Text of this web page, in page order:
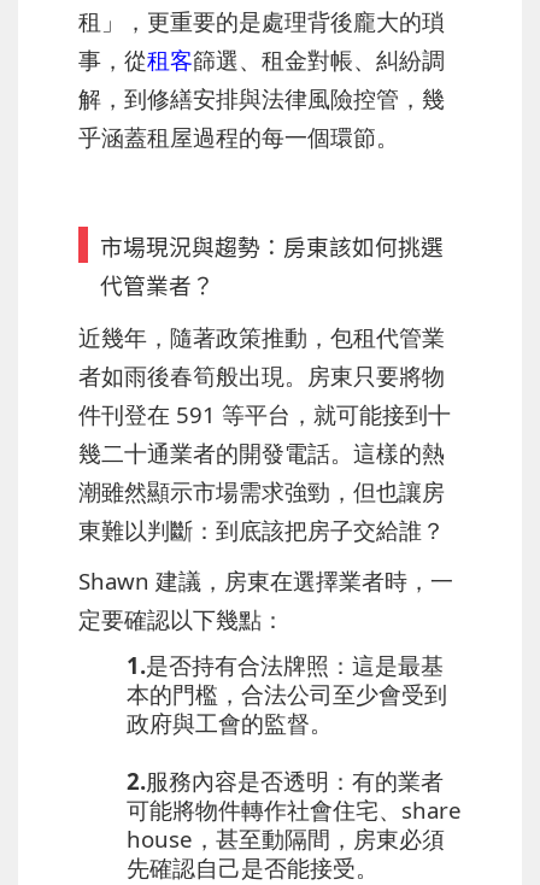
租」，更重要的是處理背後龐大的瑣
事，從租客篩選、租金對帳、糾紛調
解，到修繕安排與法律風險控管，幾
乎涵蓋租屋過程的每一個環節。
市場現況與趨勢：房東該如何挑選
代管業者？
近幾年，隨著政策推動，包租代管業
者如雨後春筍般出現。房東只要將物
件刊登在 591 等平台，就可能接到十
幾二十通業者的開發電話。這樣的熱
潮雖然顯示市場需求強勁，但也讓房
東難以判斷：到底該把房子交給誰？
Shawn 建議，房東在選擇業者時，一
定要確認以下幾點：
1.是否持有合法牌照 ：這是最基
本的門檻，合法公司至少會受到
政府與工會的監督。
2.服務內容是否透明 ：有的業者
可能將物件轉作社會住宅、share
house，甚至動隔間，房東必須
先確認自己是否能接受。